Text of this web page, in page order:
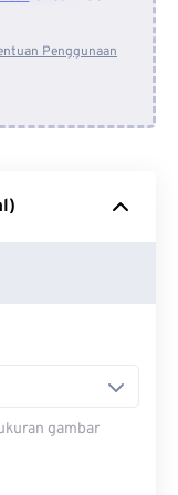
Penggunaan
gambar